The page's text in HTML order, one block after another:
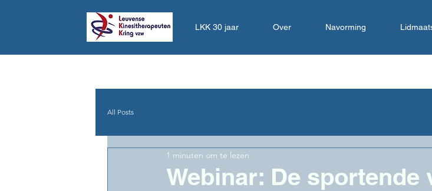
LKK 30 jaar Over Navorming
All Posts
Webinar: De sportende
1 minuten om te lezen